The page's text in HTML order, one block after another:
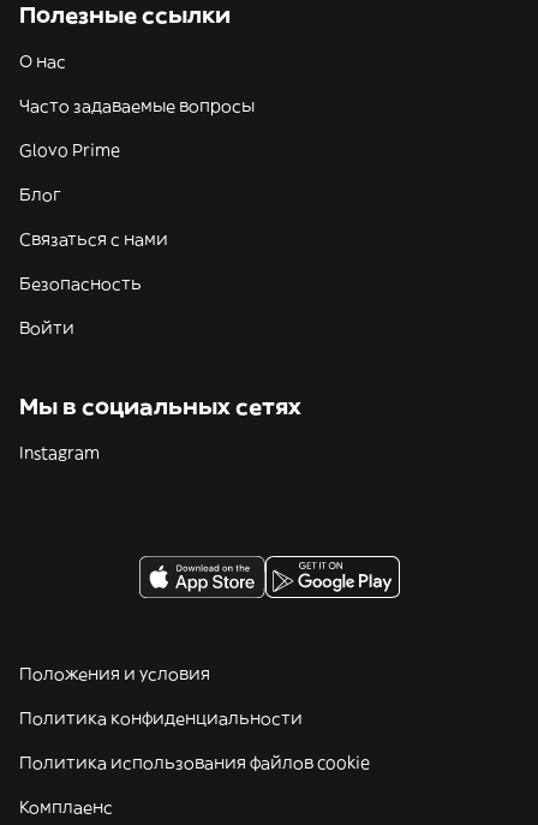
Полезные ссылки
О нас
Часто задаваемые вопросы
Glovo Prime
Блог
Связаться с нами
Безопасность
Войти
Мы в социальных сетях
Instagram
Положения и условия
Политика конфиденциальности
Политика использования файлов cookie
Комплаенс